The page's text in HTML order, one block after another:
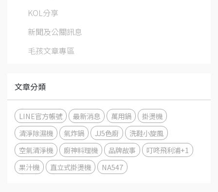
KOL分享
新聞及公關訊息
毛孩文章專區
文章分類
LINE官方帳號 最新消息 萬用鍋
掛燙機
清淨除濕機
氣炸鍋 JJ5色廚
洗鞋小旋風
空氣清淨機
廚神料理機 品牌故事
叮咚飛利浦+1
果汁機
直立式掛燙機 NA547